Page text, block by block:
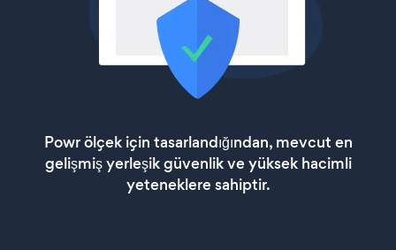
Powr ölçek için tasarlandığından, mevcut en
gelişmiş yerleşik güvenlik ve yüksek hacimli
yeteneklere sahiptir.